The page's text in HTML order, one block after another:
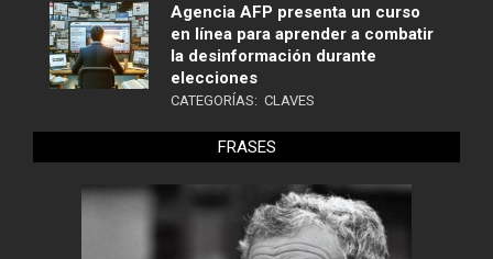
Agencia AFP presenta un curso
en línea para aprender a combatir
la desinformación durante
elecciones
CATEGORÍAS: CLAVES
FRASES